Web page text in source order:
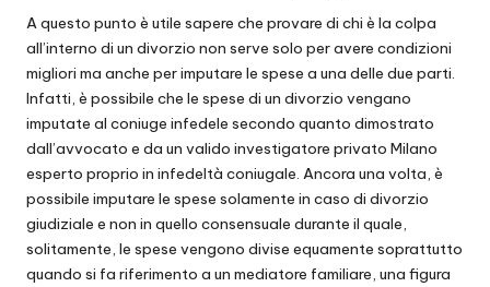
A questo punto è utile sapere che provare di chi è la colpa
all’interno di un divorzio non serve solo per avere condizioni
migliori ma anche per imputare le spese a una delle due parti.
Infatti, è possibile che le spese di un divorzio vengano
imputate al coniuge infedele secondo quanto dimostrato
dall’avvocato e da un valido investigatore privato Milano
esperto proprio in infedeltà coniugale. Ancora una volta, è
possibile imputare le spese solamente in caso di divorzio
giudiziale e non in quello consensuale durante il quale,
solitamente, le spese vengono divise equamente soprattutto
quando si fa riferimento a un mediatore familiare, una figura